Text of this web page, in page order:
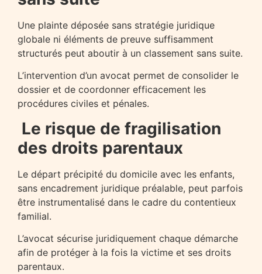
Une plainte déposée sans stratégie juridique
globale ni éléments de preuve suffisamment
structurés peut aboutir à un classement sans suite.
L’intervention d’un avocat permet de consolider le
dossier et de coordonner efficacement les
procédures civiles et pénales.
Le risque de fragilisation
des droits parentaux
Le départ précipité du domicile avec les enfants,
sans encadrement juridique préalable, peut parfois
être instrumentalisé dans le cadre du contentieux
familial.
L’avocat sécurise juridiquement chaque démarche
afin de protéger à la fois la victime et ses droits
parentaux.